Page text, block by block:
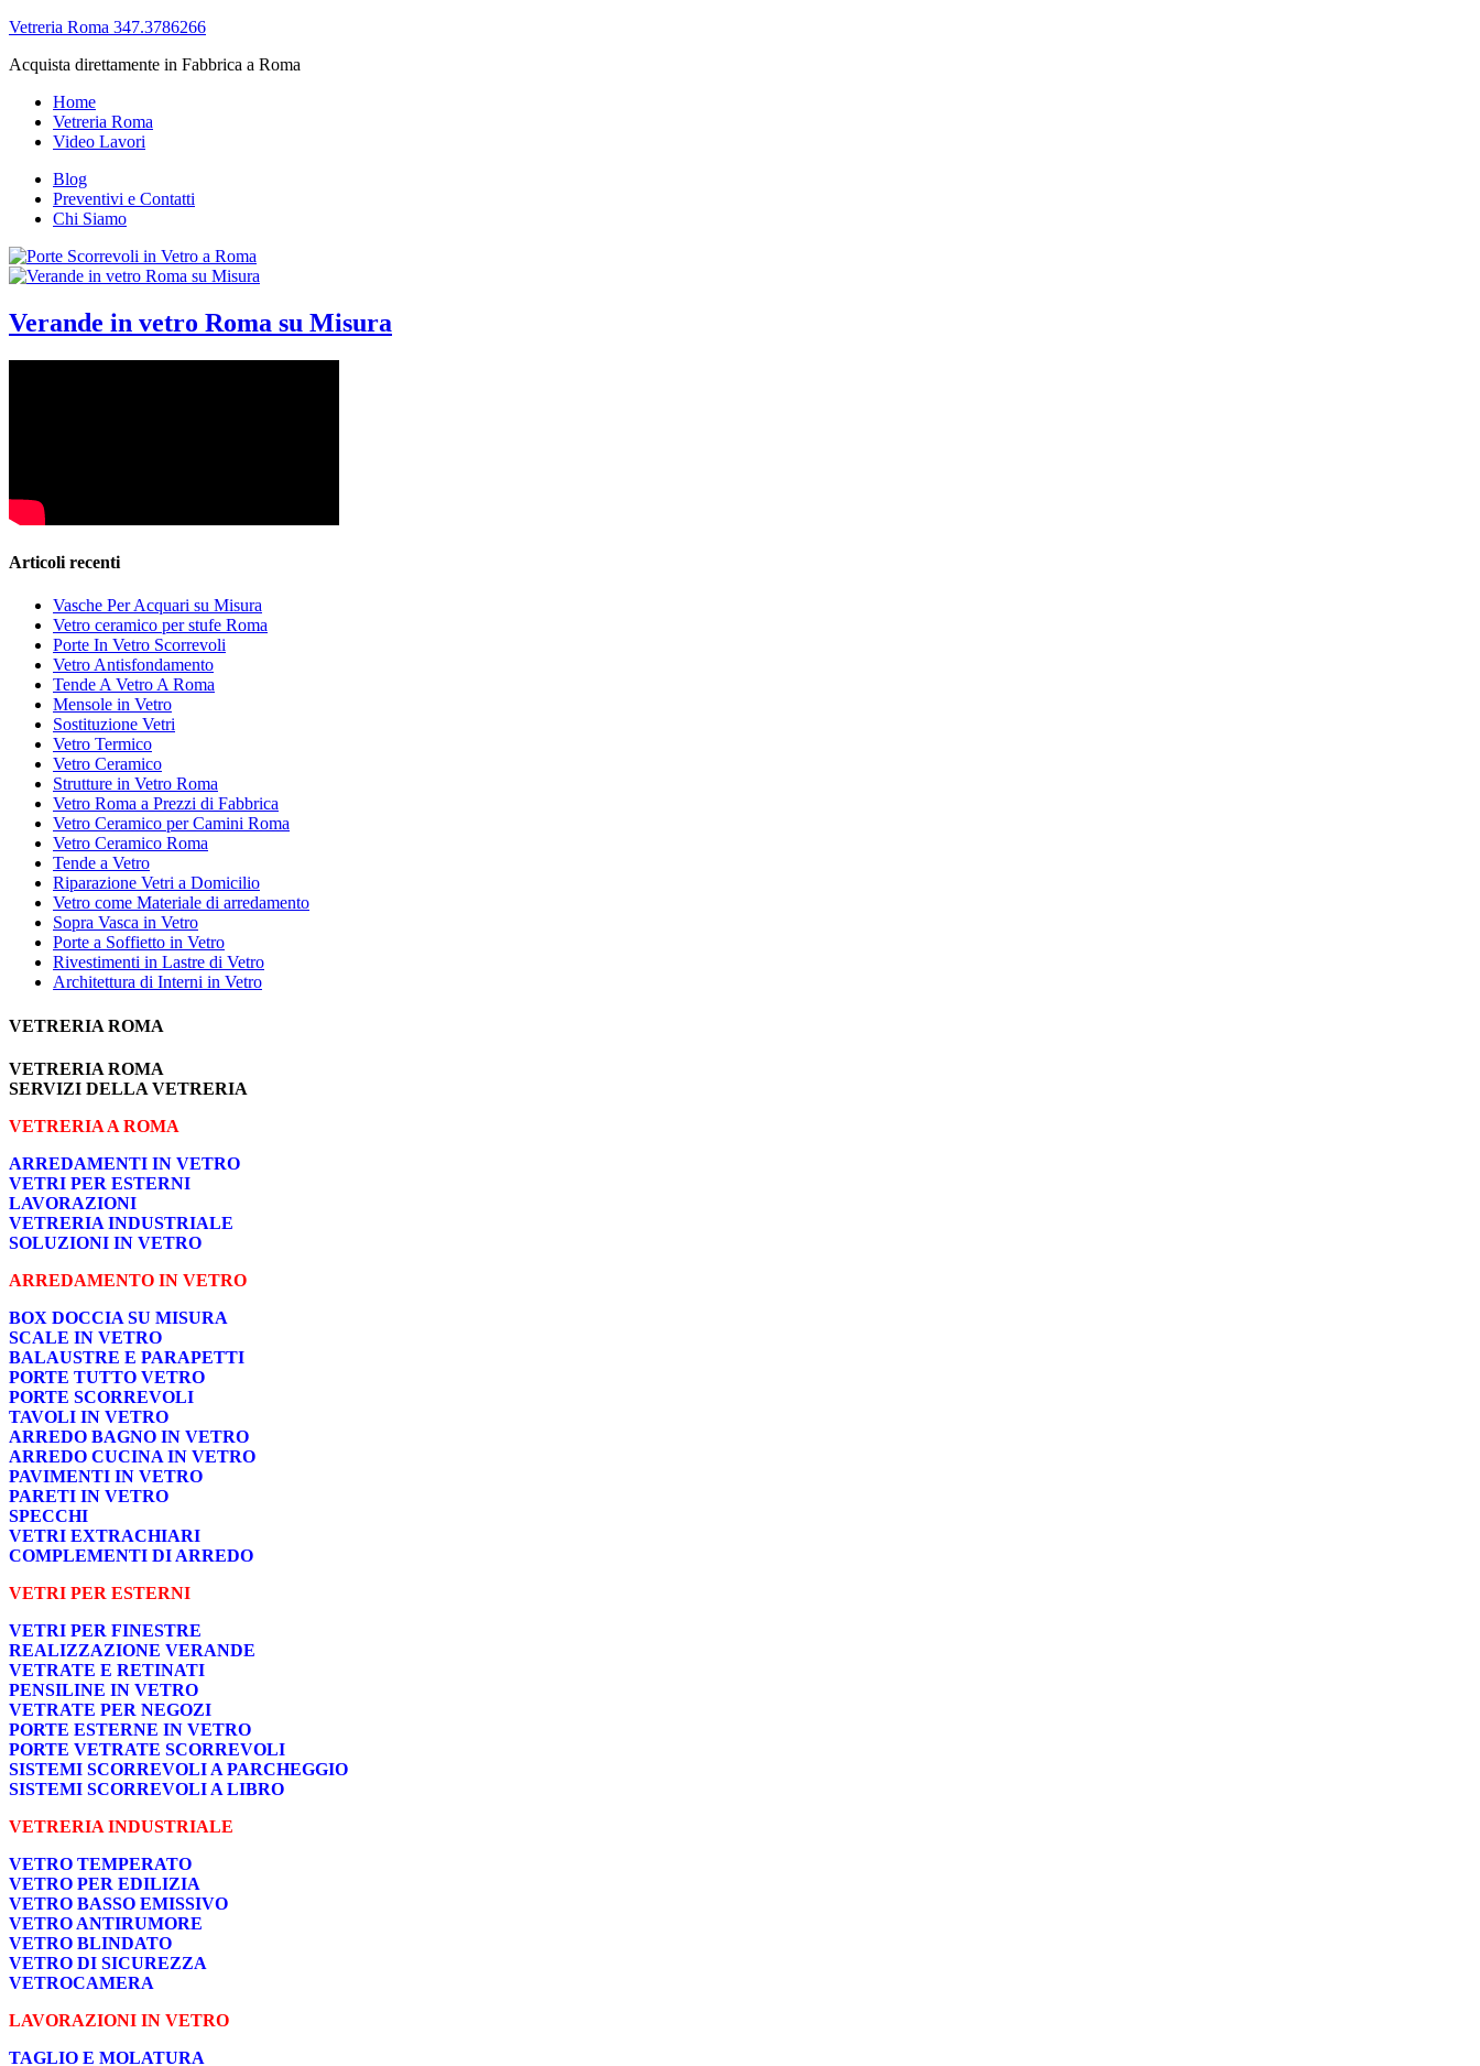
Vetreria Roma 347.3786266
Acquista direttamente in Fabbrica a Roma
Home
Vetreria Roma
Video Lavori
Blog
Preventivi e Contatti
Chi Siamo
Verande in vetro Roma su Misura
Articoli recenti
Vasche Per Acquari su Misura
Vetro ceramico per stufe Roma
Porte In Vetro Scorrevoli
Vetro Antisfondamento
Tende A Vetro A Roma
Mensole in Vetro
Sostituzione Vetri
Vetro Termico
Vetro Ceramico
Strutture in Vetro Roma
Vetro Roma a Prezzi di Fabbrica
Vetro Ceramico per Camini Roma
Vetro Ceramico Roma
Tende a Vetro
Riparazione Vetri a Domicilio
Vetro come Materiale di arredamento
Sopra Vasca in Vetro
Porte a Soffietto in Vetro
Rivestimenti in Lastre di Vetro
Architettura di Interni in Vetro
VETRERIA ROMA
VETRERIA ROMA
SERVIZI DELLA VETRERIA
VETRERIA A ROMA
ARREDAMENTI IN VETRO
VETRI PER ESTERNI
LAVORAZIONI
VETRERIA INDUSTRIALE
SOLUZIONI IN VETRO
ARREDAMENTO IN VETRO
BOX DOCCIA SU MISURA
SCALE IN VETRO
BALAUSTRE E PARAPETTI
PORTE TUTTO VETRO
PORTE SCORREVOLI
TAVOLI IN VETRO
ARREDO BAGNO IN VETRO
ARREDO CUCINA IN VETRO
PAVIMENTI IN VETRO
PARETI IN VETRO
SPECCHI
VETRI EXTRACHIARI
COMPLEMENTI DI ARREDO
VETRI PER ESTERNI
VETRI PER FINESTRE
REALIZZAZIONE VERANDE
VETRATE E RETINATI
PENSILINE IN VETRO
VETRATE PER NEGOZI
PORTE ESTERNE IN VETRO
PORTE VETRATE SCORREVOLI
SISTEMI SCORREVOLI A PARCHEGGIO
SISTEMI SCORREVOLI A LIBRO
VETRERIA INDUSTRIALE
VETRO TEMPERATO
VETRO PER EDILIZIA
VETRO BASSO EMISSIVO
VETRO ANTIRUMORE
VETRO BLINDATO
VETRO DI SICUREZZA
VETROCAMERA
LAVORAZIONI IN VETRO
TAGLIO E MOLATURA